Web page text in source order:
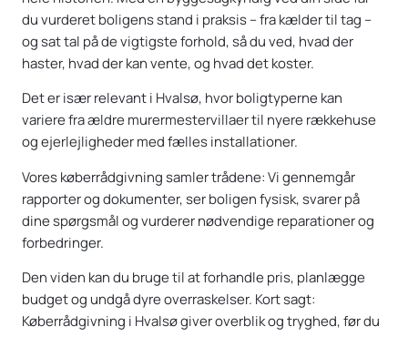
du vurderet boligens stand i praksis – fra kælder til tag –
og sat tal på de vigtigste forhold, så du ved, hvad der
haster, hvad der kan vente, og hvad det koster.
Det er især relevant i Hvalsø, hvor boligtyperne kan
variere fra ældre murermestervillaer til nyere rækkehuse
og ejerlejligheder med fælles installationer.
Vores køberrådgivning samler trådene: Vi gennemgår
rapporter og dokumenter, ser boligen fysisk, svarer på
dine spørgsmål og vurderer nødvendige reparationer og
forbedringer.
Den viden kan du bruge til at forhandle pris, planlægge
budget og undgå dyre overraskelser. Kort sagt:
Køberrådgivning i Hvalsø giver overblik og tryghed, før du